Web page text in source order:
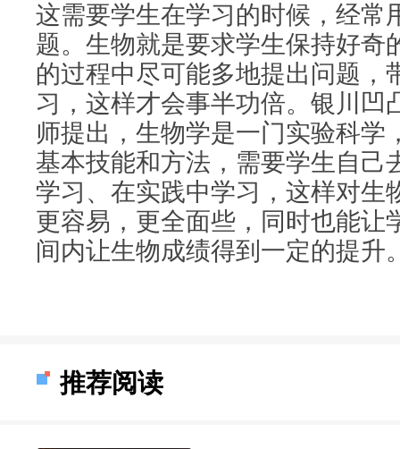
这需要学生在学习的时候，经常
题。生物就是要求学生保持好奇
的过程中尽可能多地提出问题，
习，这样才会事半功倍。银川凹
师提出，生物学是一门实验科学
基本技能和方法，需要学生自己
学习、在实践中学习，这样对生
更容易，更全面些，同时也能让
间内让生物成绩得到一定的提升
推荐阅读